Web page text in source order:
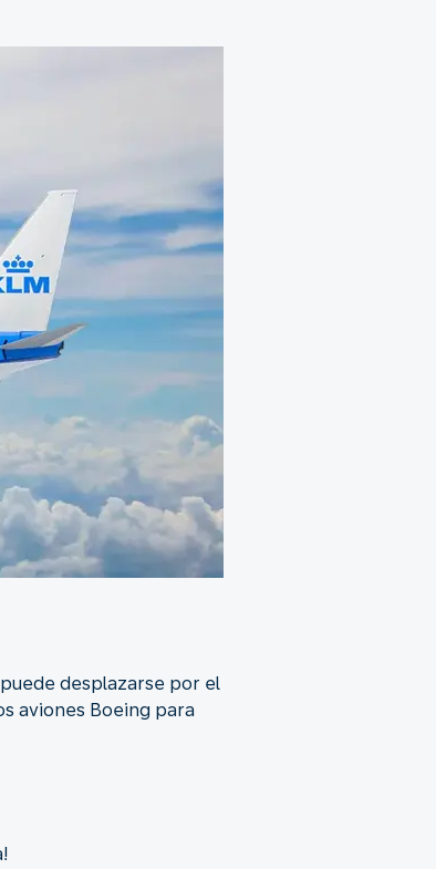
desplazarse por el
aviones Boeing para